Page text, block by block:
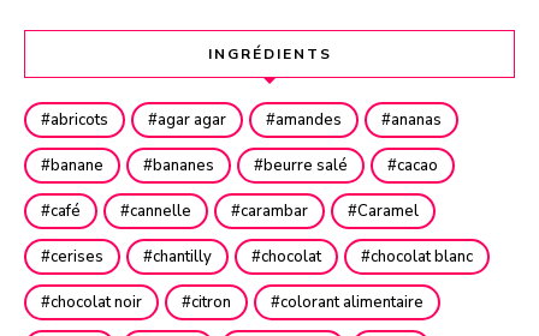
INGRÉDIENTS
abricots agar agar amandes ananas
banane bananes beurre salé cacao
café cannelle carambar Caramel
cerises chantilly chocolat chocolat blanc
chocolat noir citron colorant alimentaire